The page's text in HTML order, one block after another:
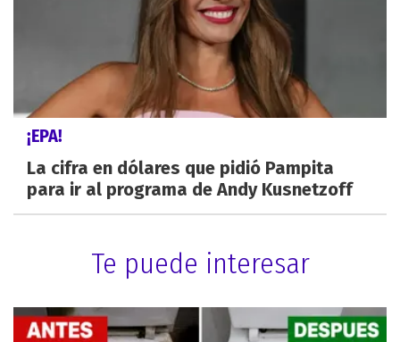
¡EPA!
La cifra en dólares que pidió Pampita
para ir al programa de Andy Kusnetzoff
Te puede interesar